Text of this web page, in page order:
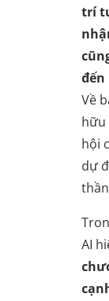
trí
đến
Về
hữu
hội
dự
AI